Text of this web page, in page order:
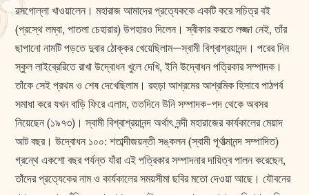
রসগোল্লা খাওয়ালেন। মহারাজ আমাদের প্রত্যেককে একটি করে সচিত্র বই
(প্রস্থে লম্বা, পাতলা চেহারার) উপহারও দিলেন। স্বীকার করতে লজ্জা নেই, তাঁর
ছাপানো নামটি পড়তে দুবার ঠোক্কর খেয়েছিলাম—স্বামী বিশ্বাশ্রয়ানন্দ। পরের দিন
স্কুল লাইব্রেরিতে রাখা উদ্বোধন খুলে দেখি, ইনি উদ্বোধন পত্রিকার সম্পাদক।
তাঁকে সেই প্রথম ও শেষ দেখেছিলাম। রহড়া আশ্রমের আশ্রমিক হিসাবে পাঠপর্ব
সমাধা করে যখন বাড়ি ফিরে এলাম, ততদিনে উনি সম্পাদক-পদ থেকে অবসর
নিয়েছেন (১৯৭৩)। স্বামী বিশ্বাশ্রয়ানন্দ অর্থাৎ নন্দী মহারাজের কার্যকালের মেয়াদ
আট বছর। উদ্বোধন ১০০: শতাব্দীজয়ন্তী সঙ্কলন (স্বামী পূর্ণাত্মানন্দ সম্পাদিত)
গ্রন্থে একশো বছর পর্যন্ত যাঁরা এই পত্রিকার সম্পাদনার দায়িত্ব পালন করেছেন,
তাঁদের প্রত্যেকের নাম ও কার্যকালের সময়সীমা ছবির মতো দেওয়া আছে। যৌবনের